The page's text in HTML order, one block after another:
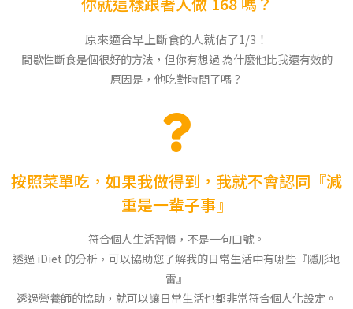
原來適合早上斷食的人就佔了1/3！
間歇性斷食是個很好的方法，但你有想過 為什麼他比我還有效的
原因是，他吃對時間了嗎？
按照菜單吃，如果我做得到，我就不會認同『減
重是一輩子事』
符合個人生活習慣，不是一句口號。
透過 iDiet 的分析，可以協助您了解我的日常生活中有哪些『隱形地
雷』
透過營養師的協助，就可以讓日常生活也都非常符合個人化設定。